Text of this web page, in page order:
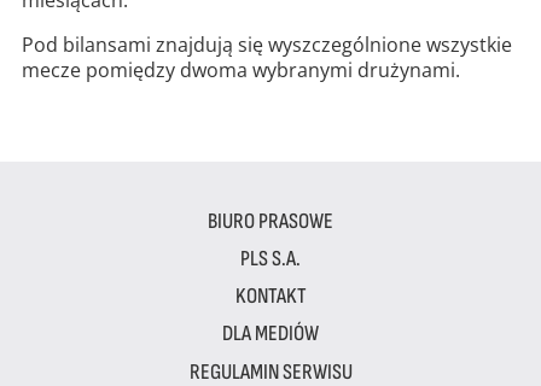
Pod bilansami znajdują się wyszczególnione wszystkie
mecze pomiędzy dwoma wybranymi drużynami.
BIURO PRASOWE
PLS S.A.
KONTAKT
DLA MEDIÓW
REGULAMIN SERWISU